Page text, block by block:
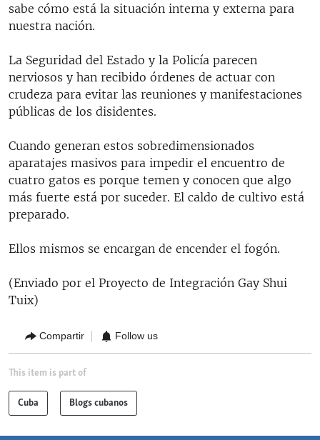
sabe cómo está la situación interna y externa para
nuestra nación.
La Seguridad del Estado y la Policía parecen
nerviosos y han recibido órdenes de actuar con
crudeza para evitar las reuniones y manifestaciones
públicas de los disidentes.
Cuando generan estos sobredimensionados
aparatajes masivos para impedir el encuentro de
cuatro gatos es porque temen y conocen que algo
más fuerte está por suceder. El caldo de cultivo está
preparado.
Ellos mismos se encargan de encender el fogón.
(Enviado por el Proyecto de Integración Gay Shui
Tuix)
Compartir Follow us
This item is part of
Cuba Blogs cubanos